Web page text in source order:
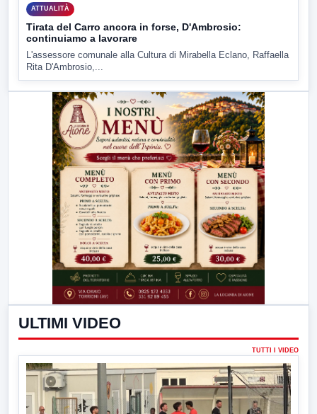
ATTUALITÀ
Tirata del Carro ancora in forse, D'Ambrosio:
continuiamo a lavorare
L'assessore comunale alla Cultura di Mirabella Eclano, Raffaella
Rita D'Ambrosio,...
ULTIMI VIDEO
TUTTI I VIDEO